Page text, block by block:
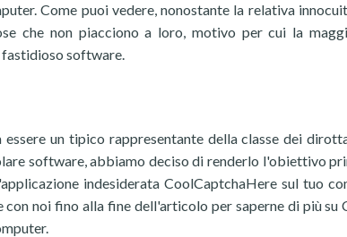
Come puoi vedere, nonostante la relativa
che non piacciono a loro, motivo per cui la
software.
essere un tipico rappresentante della classe dei
software, abbiamo deciso di renderlo l'obiettivo
indesiderata CoolCaptchaHere sul tuo
noi fino alla fine dell'articolo per saperne di più su